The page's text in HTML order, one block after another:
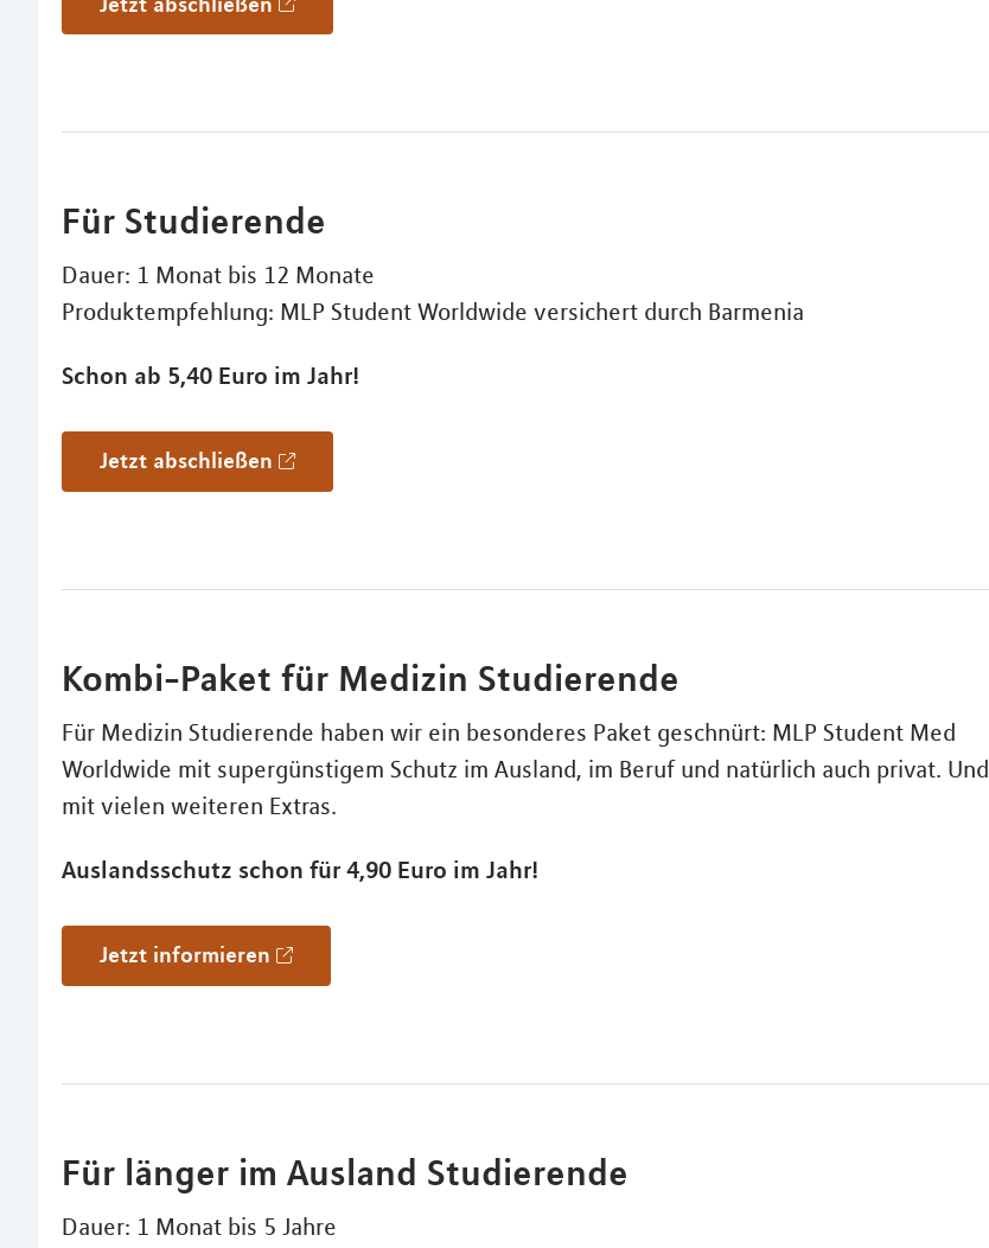
Für Studierende
Dauer: 1 Monat bis 12 Monate
Produktempfehlung: MLP Student Worldwide versichert durch Barmenia
Schon ab 5,40 Euro im Jahr!
Jetzt abschließen
Kombi-Paket für Medizin Studierende
Für Medizin Studierende haben wir ein besonderes Paket geschnürt: MLP Student Med
Worldwide mit supergünstigem Schutz im Ausland, im Beruf und natürlich auch privat. Und
mit vielen weiteren Extras.
Auslandsschutz schon für 4,90 Euro im Jahr!
Jetzt informieren
Für länger im Ausland Studierende
Dauer: 1 Monat bis 5 Jahre